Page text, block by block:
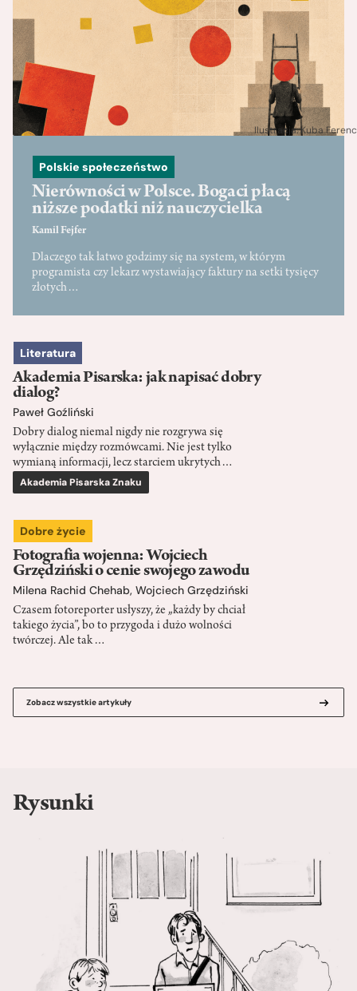
Polskie społeczeństwo
Nierówności w Polsce. Bogaci płacą
niższe podatki niż nauczycielka
Kamil Fejfer
Dlaczego tak łatwo godzimy się na system, w którym
programista czy lekarz wystawiający faktury na setki tysięcy
złotych…
Ilustracja: Kuba Ferenc
Literatura
Akademia Pisarska: jak napisać dobry
dialog?
Paweł Goźliński
Dobry dialog niemal nigdy nie rozgrywa się
wyłącznie między rozmówcami. Nie jest tylko
wymianą informacji, lecz starciem ukrytych…
Akademia Pisarska Znaku
Dobre życie
Fotografia wojenna: Wojciech
Grzędziński o cenie swojego zawodu
Milena Rachid Chehab, Wojciech Grzędziński
Czasem fotoreporter usłyszy, że „każdy by chciał
takiego życia”, bo to przygoda i dużo wolności
twórczej. Ale tak…
Zobacz wszystkie artykuły
Rysunki